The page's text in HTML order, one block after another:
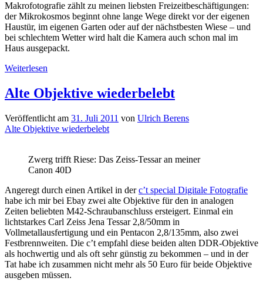
Makrofotografie zählt zu meinen liebsten Freizeitbeschäftigungen:
der Mikrokosmos beginnt ohne lange Wege direkt vor der eigenen
Haustür, im eigenen Garten oder auf der nächstbesten Wiese – und
bei schlechtem Wetter wird halt die Kamera auch schon mal im
Haus ausgepackt.
Weiterlesen
Garten
Alte Objektive wiederbelebt
Veröffentlicht am 31. Juli 2011 von Ulrich Berens
Alte Objektive wiederbelebt
Zwerg trifft Riese: Das Zeiss-Tessar an meiner
Canon 40D
Angeregt durch einen Artikel in derc’t special Digitale Fotografie
habe ich mir bei Ebay zwei alte Objektive für den in analogen
Zeiten beliebten M42-Schraubanschluss ersteigert. Einmal ein
lichtstarkes Carl Zeiss Jena Tessar 2,8/50mm in
Vollmetallausfertigung und ein Pentacon 2,8/135mm, also zwei
Festbrennweiten. Die c’t empfahl diese beiden alten DDR-Objektive
als hochwertig und als oft sehr günstig zu bekommen – und in der
Tat habe ich zusammen nicht mehr als 50 Euro für beide Objektive
ausgeben müssen.